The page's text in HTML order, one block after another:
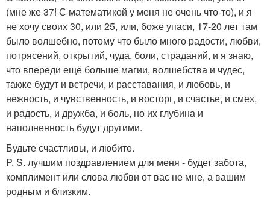
(мне же 37! С математикой у меня не очень что-то), и я
не хочу своих 30, или 25, или, боже упаси, 17-20 лет там
было волшебно, потому что было много радости, любви,
потрясений, открытий, чуда, боли, страданий, и я знаю,
что впереди ещё больше магии, волшебства и чудес,
также будут и встречи, и расставания, и любовь, и
нежность, и чувственность, и восторг, и счастье, и смех,
и радость, и дружба, и боль, но их глубина и
наполненность будут другими.
Будьте счастливы, и любите.
P. S. лучшим поздравлением для меня - будет забота,
комплимент или слова любви от вас не мне, а вашим
родным и близким.